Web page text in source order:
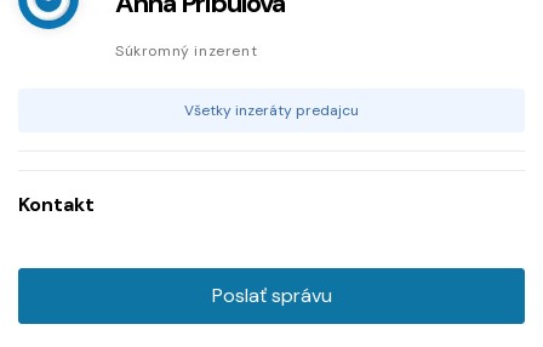
Súkromný inzerent
Všetky inzeráty predajcu
Kontakt
Poslať správu